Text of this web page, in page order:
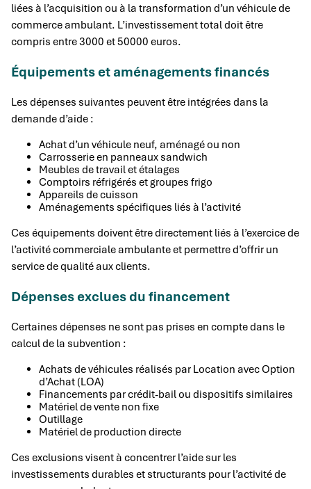
liées à l’acquisition ou à la transformation d’un véhicule de
commerce ambulant. L’investissement total doit être
compris entre 3000 et 50000 euros.
Équipements et aménagements financés
Les dépenses suivantes peuvent être intégrées dans la
demande d’aide :
Achat d’un véhicule neuf, aménagé ou non
Carrosserie en panneaux sandwich
Meubles de travail et étalages
Comptoirs réfrigérés et groupes frigo
Appareils de cuisson
Aménagements spécifiques liés à l’activité
Ces équipements doivent être directement liés à l’exercice de
l’activité commerciale ambulante et permettre d’offrir un
service de qualité aux clients.
Dépenses exclues du financement
Certaines dépenses ne sont pas prises en compte dans le
calcul de la subvention :
Achats de véhicules réalisés par Location avec Option
d’Achat (LOA)
Financements par crédit-bail ou dispositifs similaires
Matériel de vente non fixe
Outillage
Matériel de production directe
Ces exclusions visent à concentrer l’aide sur les
investissements durables et structurants pour l’activité de